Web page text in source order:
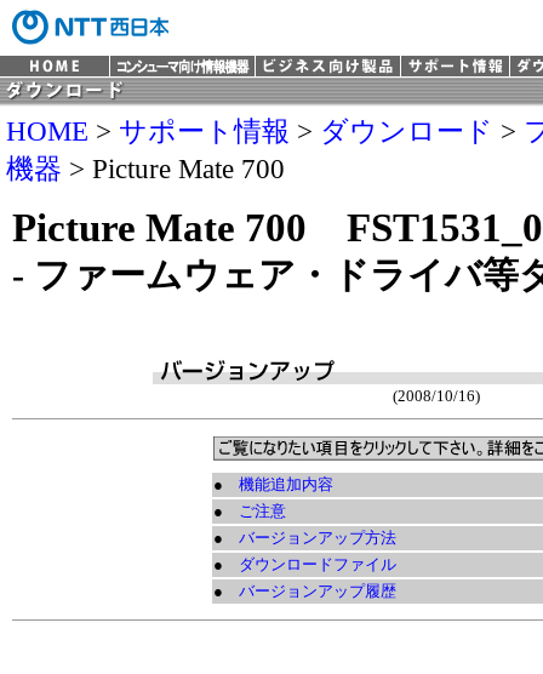
HOME > サポート情報 > ダウンロード >
機器 > Picture Mate 700
Picture Mate 700
- ファームウェア・ドライバ等
(2008/10/16)
● 機能追加内容
● ご注意
● バージョンアップ方法
● ダウンロードファイル
● バージョンアップ履歴